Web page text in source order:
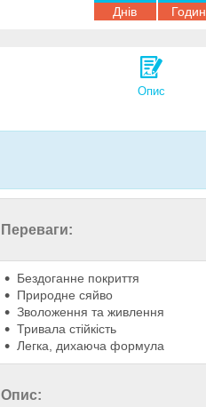
Днів Годин
Опис
Переваги:
Бездоганне покриття
Природне сяйво
Зволоження та живлення
Тривала стійкість
Легка, дихаюча формула
Опис: